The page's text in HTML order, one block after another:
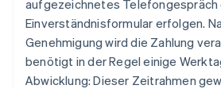
aufgezeichnetes Telefongespräch
Einverständnisformular erfolgen.
Genehmigung wird die Zahlung
benötigt in der Regel einige
Abwicklung: Dieser Zeitrahmen